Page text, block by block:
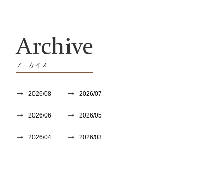
Archive
アーカイブ
2026/08 2026/07
2026/06 2026/05
2026/04 2026/03